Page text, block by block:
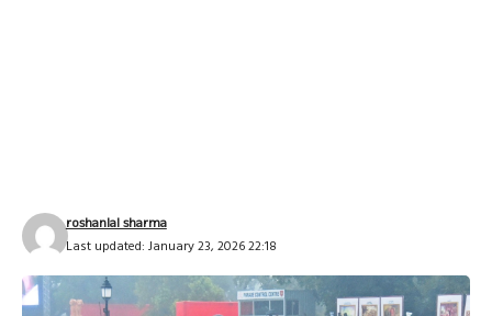
Last updated: January 23, 2026 22:18
roshanlal sharma